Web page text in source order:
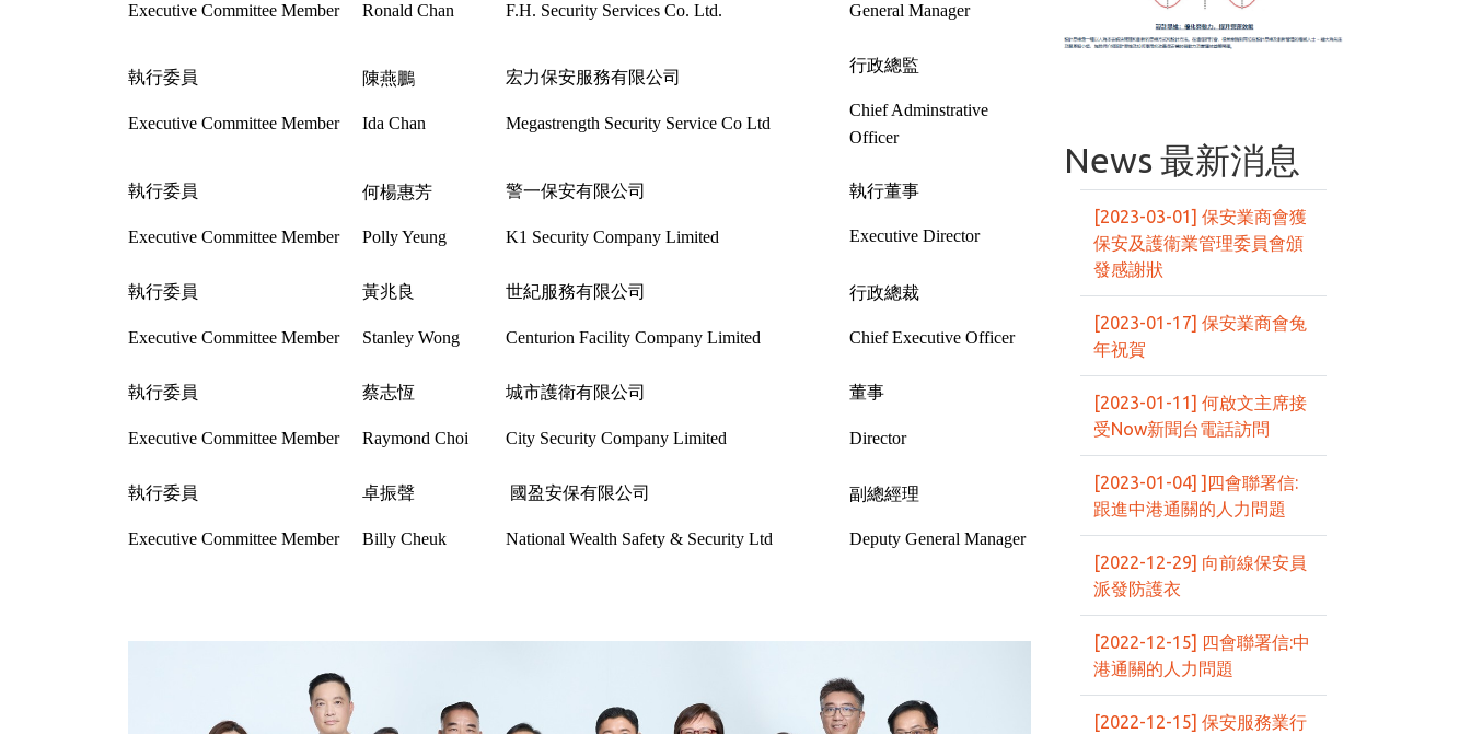
Executive Committee Member Ronald Chan F.H. Security Services Co. Ltd. General Manager
執行委員
Executive Committee Member
陳燕鵬
Ida Chan
宏力保安服務有限公司
Megastrength Security Service Co Ltd
行政總監
Chief Adminstrative
Officer
執行委員
Executive Committee Member
何楊惠芳
Polly Yeung
警一保安有限公司
K1 Security Company Limited
執行董事
Executive Director
執行委員
Executive Committee Member
黃兆良
Stanley Wong
世紀服務有限公司
Centurion Facility Company Limited
行政總裁
Chief Executive Officer
執行委員
Executive Committee Member
蔡志恆
Raymond Choi
城市護衛有限公司
City Security Company Limited
董事
Director
執行委員
Executive Committee Member
卓振聲
Billy Cheuk
國盈安保有限公司
National Wealth Safety & Security Ltd
副總經理
Deputy General Manager
News 最新消息
[2023-03-01] 保安業商會獲
保安及護衞業管理委員會頒
發感謝狀
[2023-01-17] 保安業商會兔
年祝賀
[2023-01-11] 何啟文主席接
受Now新聞台電話訪問
[2023-01-04] ]四會聯署信:
跟進中港通關的人力問題
[2022-12-29] 向前線保安員
派發防護衣
[2022-12-15] 四會聯署信:中
港通關的人力問題
[2022-12-15] 保安服務業行